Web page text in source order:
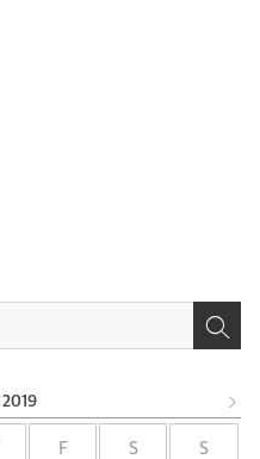
2019
F S S